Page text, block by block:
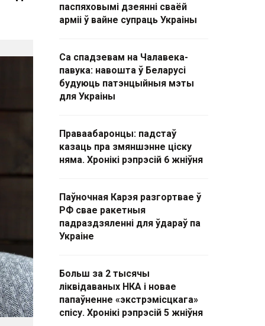
паспяховымі дзеянні сваёй
арміі ў вайне супраць Украіны
Са спадзевам на Чалавека-
павука: навошта ў Беларусі
будуюць патэнцыйныя мэты
для Украіны
Праваабаронцы: падстаў
казаць пра змяншэнне ціску
няма. Хронікі рэпрэсій 6 жніўня
Паўночная Карэя разгортвае ў
РФ свае ракетныя
падраздзяленні для ўдараў па
Украіне
Больш за 2 тысячы
ліквідаваных НКА і новае
папаўненне «экстрэмісцкага»
спісу. Хронікі рэпрэсій 5 жніўня